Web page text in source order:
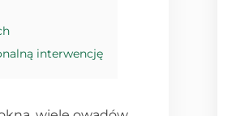
interwencję